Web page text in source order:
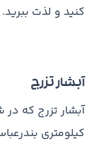
کنید و لذت ببرید.
آبشار تزرج
کیلومتری